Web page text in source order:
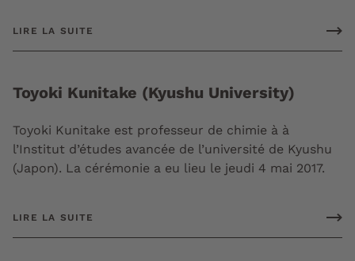
LIRE LA SUITE
Toyoki Kunitake (Kyushu University)
Toyoki Kunitake est professeur de chimie à à
l’Institut d’études avancée de l’université de Kyushu
(Japon). La cérémonie a eu lieu le jeudi 4 mai 2017.
LIRE LA SUITE